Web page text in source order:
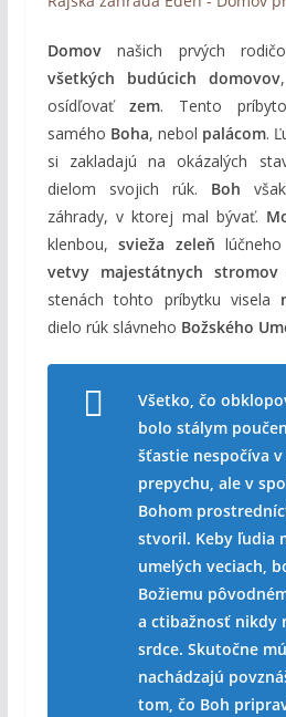
Domovnašich prvých
všetkých budúcich domovov
osídľovať zem. Tento
samého Boha, nebol palácom.
si zakladajú na okázalých
dielom svojich rúk. Boh
záhrady, v ktorej mal bývať.
klenbou,svieža zeleň
vetvy majestátnych stromov
stenách tohto príbytku visela
dielo rúk slávneho Božského
Všetko, čo
bolo stálym
šťastie nespočíva
prepychu, ale v
Bohom
stvoril. Keby ľudia
umelých veciach,
Božiemu
a ctibažnosť nikdy
srdce. Skutočne
nachádzajú
tom, čo Boh